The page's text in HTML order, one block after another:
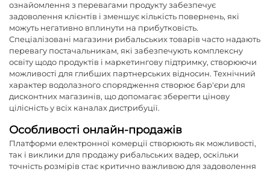
ознайомлення з перевагами продукту забезпечує
задоволення клієнтів і зменшує кількість повернень, які
можуть негативно вплинути на прибутковість.
Спеціалізовані магазини рибальських товарів часто надають
перевагу постачальникам, які забезпечують комплексну
освіту щодо продуктів і маркетингову підтримку, створюючи
можливості для глибших партнерських відносин. Технічний
характер водолазного спорядження створює бар'єри для
дисконтних магазинів, що допомагає зберегти цінову
цілісність у всіх каналах дистрибуції.
Особливості онлайн-продажів
Платформи електронної комерції створюють як можливості,
так і виклики для продажу рибальських вадер, оскільки
точність розмірів стає критично важливою для задоволення